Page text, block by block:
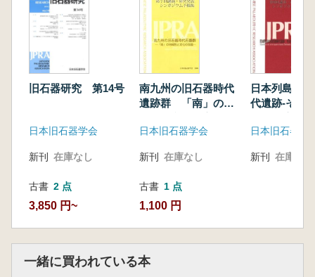
宮城県薬莱山No,8遺跡の分析を通して
井島遺跡採集の大型ナイフ形石器群
北海道八雲町大関遺跡の尖頭器石器群
長野県木曽町西又遺跡出土の有茎尖頭器を伴う
石器群の再検討
蘭越町立川1遺跡出土の石刃核
壊原産地推定法
帯磁率を利用した安山岩原産地推定と石材運用
の分析事例を中心に
静岡県浜松市行者穴遺跡の発掘調査
岩手県土萩森遺跡Ⅱb文化層を対象とした痕跡
研究
旧石器研究 第14号
日本旧石器学会
新刊 在庫なし
古書 2 点
3,850 円~
南九州の旧石器時代
遺跡群 「南」の地
日本旧石器学会
新刊 在庫なし
古書 1 点
1,100 円
日本列島の
代遺跡-その
日本旧石器学
新刊 在庫なし
一緒に買われている本